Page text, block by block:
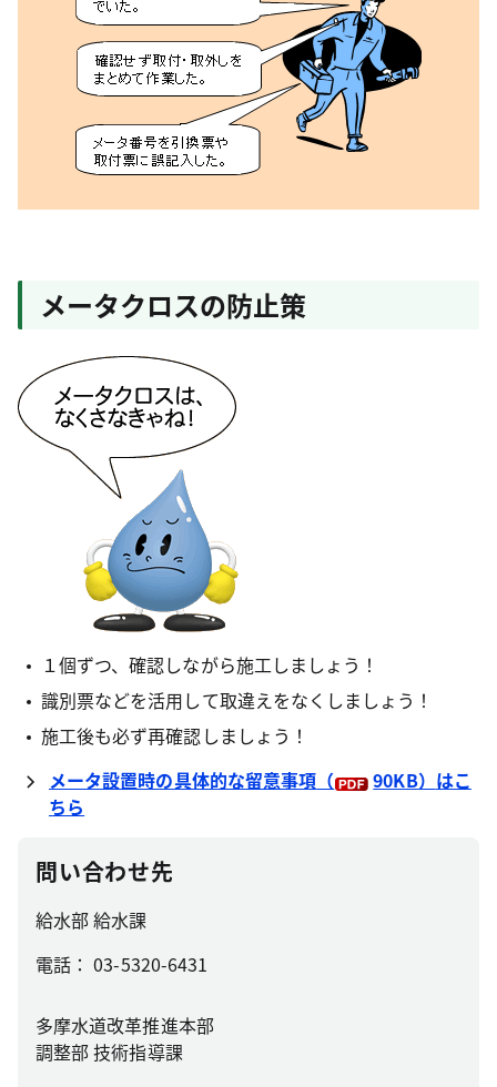
メータクロスの防止策
１個ずつ、確認しながら施工しましょう！
識別票などを活用して取違えをなくしましょう！
施工後も必ず再確認しましょう！
メータ設置時の具体的な留意事項 （ 90KB） はこ
ちら
問い合わせ先
給水部 給水課
電話： 03-5320-6431
多摩水道改革推進本部
調整部 技術指導課